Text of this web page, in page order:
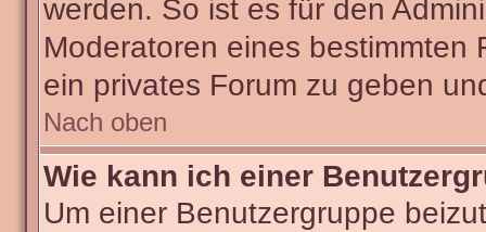
werden. So ist es für den
Moderatoren eines bestimmten
ein privates Forum zu geben
Nach oben
Wie kann ich einer
Um einer Benutzergruppe